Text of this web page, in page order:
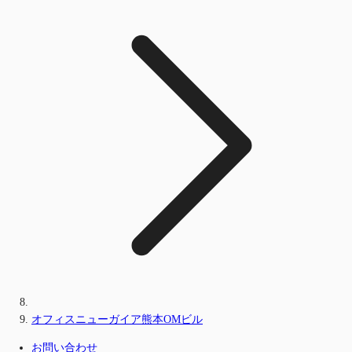
オフィスニューガイア熊本OMビル
お問い合わせ